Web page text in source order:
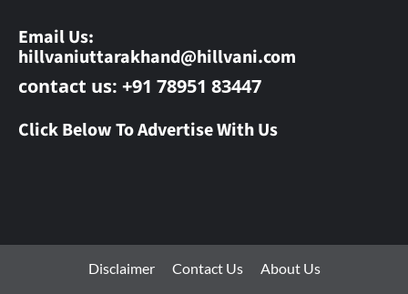
Email Us:
hillvaniuttarakhand@hillvani.com
contact us: +91 78951 83447
Click Below To Advertise With Us
Disclaimer Contact Us About Us